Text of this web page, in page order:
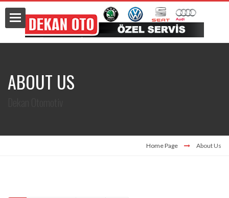
ABOUT US
Home Page About Us